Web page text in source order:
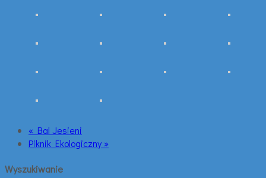
« Bal Jesieni
Piknik Ekologiczny »
Wyszukiwanie